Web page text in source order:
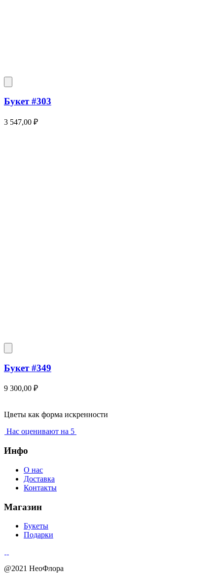
Букет #303
3 547,00 ₽
Букет #349
9 300,00 ₽
Цветы как форма искренности
Нас оценивают на 5
Инфо
О нас
Доставка
Контакты
Магазин
Букеты
Подарки
@2021 НеоФлора